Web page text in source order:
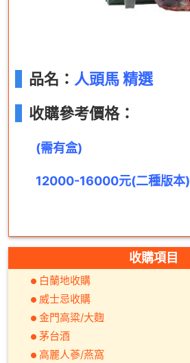
品名： 人頭馬 精選
收購參考價格：
(需有盒)
12000-16000元(二種版本)
收購項目
白蘭地收購
威士忌收購
金門高粱/大麴
茅台酒
高麗人蔘/燕窩